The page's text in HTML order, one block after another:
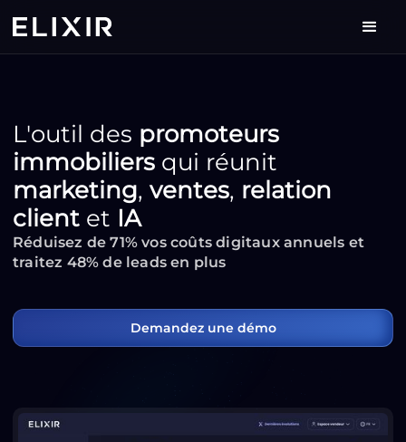
L'outil des promoteurs
immobiliers qui réunit
marketing, ventes, relation
client et IA
Réduisez de 71% vos coûts digitaux annuels et
traitez 48% de leads en plus
Demandez une démo